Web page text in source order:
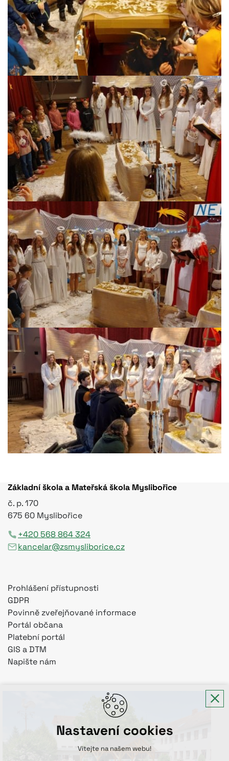
Základní škola a Mateřská škola Myslibořice
č. p. 170
675 60 Myslibořice
+420 568 864 324
kancelar@zsmysliborice.cz
Prohlášení přístupnosti
GDPR
Povinně zveřejňované informace
Portál občana
Platební portál
GIS a DTM
Napište nám
Nastavení cookies
Vítejte na našem webu!